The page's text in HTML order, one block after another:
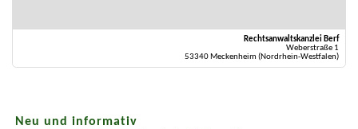
Rechtsanwaltskanzlei Berf
Weberstraße 1
53340 Meckenheim (Nordrhein-Westfalen)
Neu und informativ